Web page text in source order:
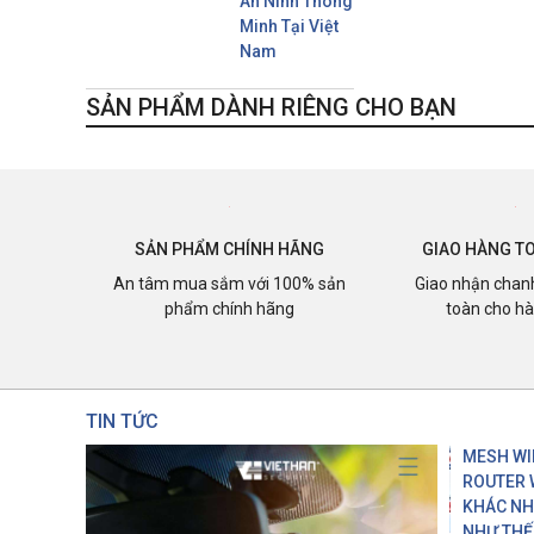
Minh Tại Việt
Nam
SẢN PHẨM DÀNH RIÊNG CHO BẠN
SẢN PHẨM CHÍNH HÃNG
An tâm mua sắm với 100% sản
phẩm chính hãng
GIAO HÀNG
Giao nhận
toàn cho
TIN TỨC
MESH
ROUTER
KHÁC